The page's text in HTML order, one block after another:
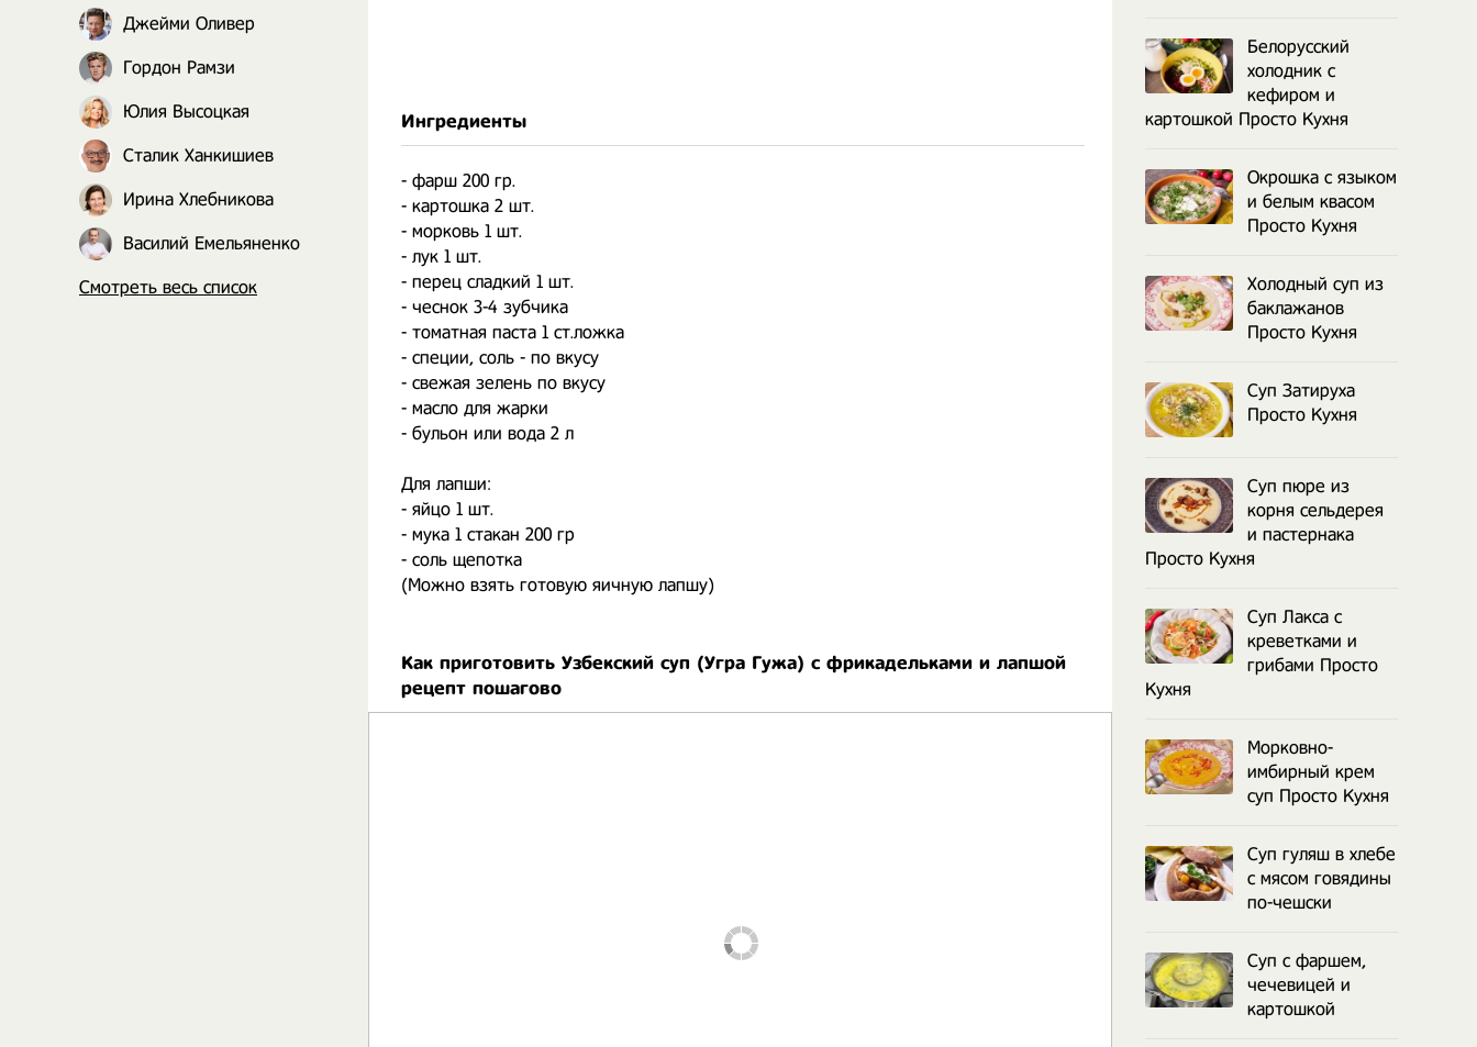
Ингредиенты
- фарш 200 гр.
- картошка 2 шт.
- морковь 1 шт.
- лук 1 шт.
- перец сладкий 1 шт.
- чеснок 3-4 зубчика
- томатная паста 1 ст.ложка
- специи, соль - по вкусу
- свежая зелень по вкусу
- масло для жарки
- бульон или вода 2 л
Для лапши:
- яйцо 1 шт.
- мука 1 стакан 200 гр
- соль щепотка
(Можно взять готовую яичную лапшу)
Как приготовить Узбекский суп (Угра Гужа) с фрикадельками и лапшой
рецепт пошагово
Джейми Оливер
Гордон Рамзи
Юлия Высоцкая
Сталик Ханкишиев
Ирина Хлебникова
Василий Емельяненко
Смотреть весь список
Белорусский
холодник с
кефиром и
картошкой Просто Кухня
Окрошка с языком
и белым квасом
Просто Кухня
Холодный суп из
баклажанов
Просто Кухня
Суп Затируха
Просто Кухня
Суп пюре из
корня сельдерея
и пастернака
Просто Кухня
Суп Лакса с
креветками и
грибами Просто
Кухня
Морковно-
имбирный крем
суп Просто Кухня
Суп гуляш в хлебе
с мясом говядины
по-чешски
Суп с фаршем,
чечевицей и
картошкой